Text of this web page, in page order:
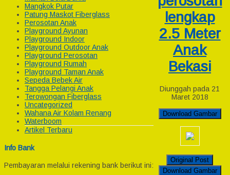
Mangkok Putar
Patung Maskot Fiberglass
Perosotan Anak
Playground Ayunan
Playground Indoor
Playground Outdoor Anak
Playground Perosotan
Playground Rumah
Playground Taman Anak
Sepeda Bebek Air
Tangga Pelangi Anak
Terowongan Fiberglass
Uncategorized
Wahana Air Kolam Renang
Waterboom
Artikel Terbaru
Info Bank
Pembayaran melalui rekening bank berikut ini:
lengkap
2.5 Meter
Anak
Bekasi
Diunggah pada 21
Maret 2018
Download Gambar
Original Post
Download Gambar